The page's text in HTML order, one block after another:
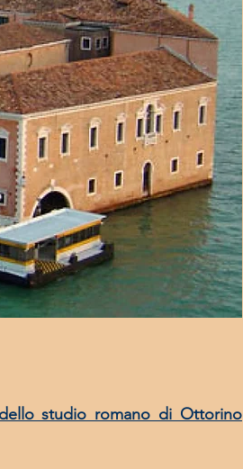
studio romano di Ottorino